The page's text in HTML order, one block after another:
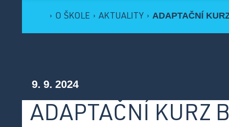
Přehled oborů ›
Dny otevřených dveří ›
› O ŠKOLE › AKTUALITY › ADAPTAČNÍ
9. 9. 2024
ADAPTAČNÍ KURZ